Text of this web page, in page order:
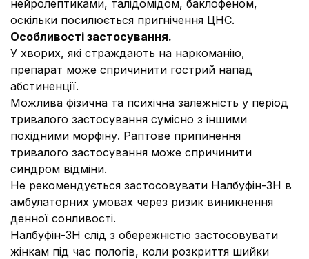
нейролептиками, талідомідом, баклофеном,
оскільки посилюється пригнічення ЦНС.
Особливості застосування.
У хворих, які страждають на наркоманію,
препарат може спричинити гострий напад
абстиненції.
Можлива фізична та психічна залежність у період
тривалого застосування сумісно з іншими
похідними морфіну. Раптове припинення
тривалого застосування може спричинити
синдром відміни.
Не рекомендується застосовувати Налбуфін-ЗН в
амбулаторних умовах через ризик виникнення
денної сонливості.
Налбуфін-ЗН слід з обережністю застосовувати
жінкам під час пологів, коли розкриття шийки